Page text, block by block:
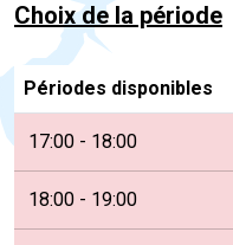
Choix de la période
Périodes disponibles
17:00 - 18:00
18:00 - 19:00